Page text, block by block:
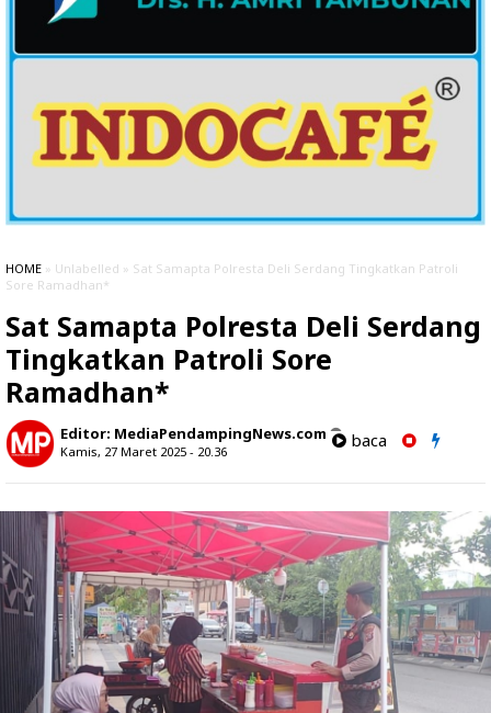
HOME » Unlabelled » Sat Samapta Polresta Deli Serdang Tingkatkan Patroli
Sore Ramadhan*
Sat Samapta Polresta Deli Serdang
Tingkatkan Patroli Sore
Ramadhan*
Editor: MediaPendampingNews.com
Kamis, 27 Maret 2025 - 20.36
baca